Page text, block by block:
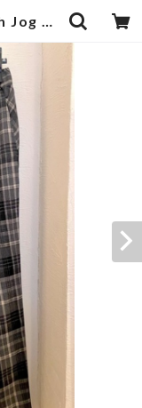
Check Pattern Stretch Jog Pants Gray | 武蔵小杉のセレクトショップ【ナクール】-nakool-